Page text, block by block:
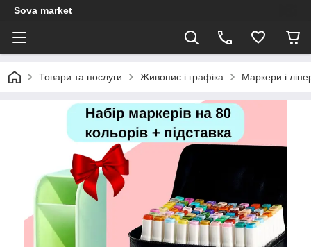
Sova market
Товари та послуги Живопис і графіка Маркери і